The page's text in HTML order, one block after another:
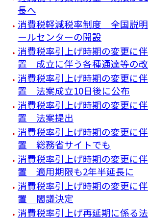
長へ
消費税軽減税率制度 全国説
ールセンターの開設
消費税率引上げ時期の変更に
置 成立に伴う各種通達等の
消費税率引上げ時期の変更に
置 法案成立10日後に公布
消費税率引上げ時期の変更に
置 法案提出
消費税率引上げ時期の変更に
置 総務省サイトでも
消費税率引上げ時期の変更に
置 適用期限も2年半延長に
消費税率引上げ時期の変更に
置 閣議決定
消費税率引上げ再延期に係る